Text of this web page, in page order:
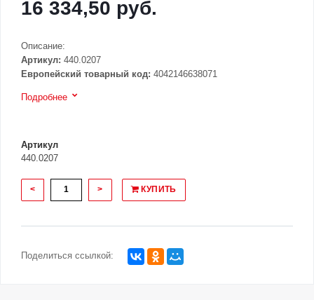
16 334,50 руб.
Описание:
Артикул: 440.0207
Европейский товарный код: 4042146638071
Подробнее
Артикул
440.0207
< > КУПИТЬ
Поделиться ссылкой: